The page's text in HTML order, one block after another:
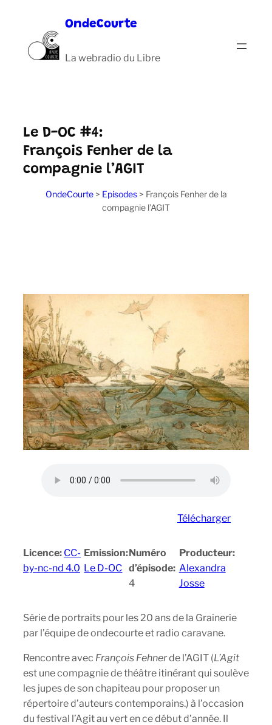
contenu
OndeCourte
La webradio du Libre
Le D-OC #4:
François Fenher de la
compagnie l’AGIT
OndeCourte> Episodes> François Fenher de la
compagnie l’AGIT
Télécharger
Licence: CC-
by-nc-nd 4.0
Emission:
Le D-OC
Numéro
d’épisode:
4
Producteur:
Alexandra
Josse
Série de portraits pour les 20 ans de la Grainerie
par l’équipe de ondecourte et radio caravane.
Rencontre avec François Fehnerde l’AGIT (L’Agit
est une compagnie de théâtre itinérant qui soulève
les jupes de son chapiteau pour proposer un
répertoire d’auteurs contemporains.) à l’occasion
du festival l’Agit au vert en ce début d’année. Il